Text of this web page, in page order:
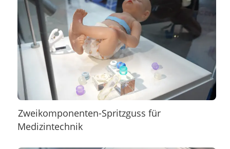
Zweikomponenten-Spritzguss für
Medizintechnik